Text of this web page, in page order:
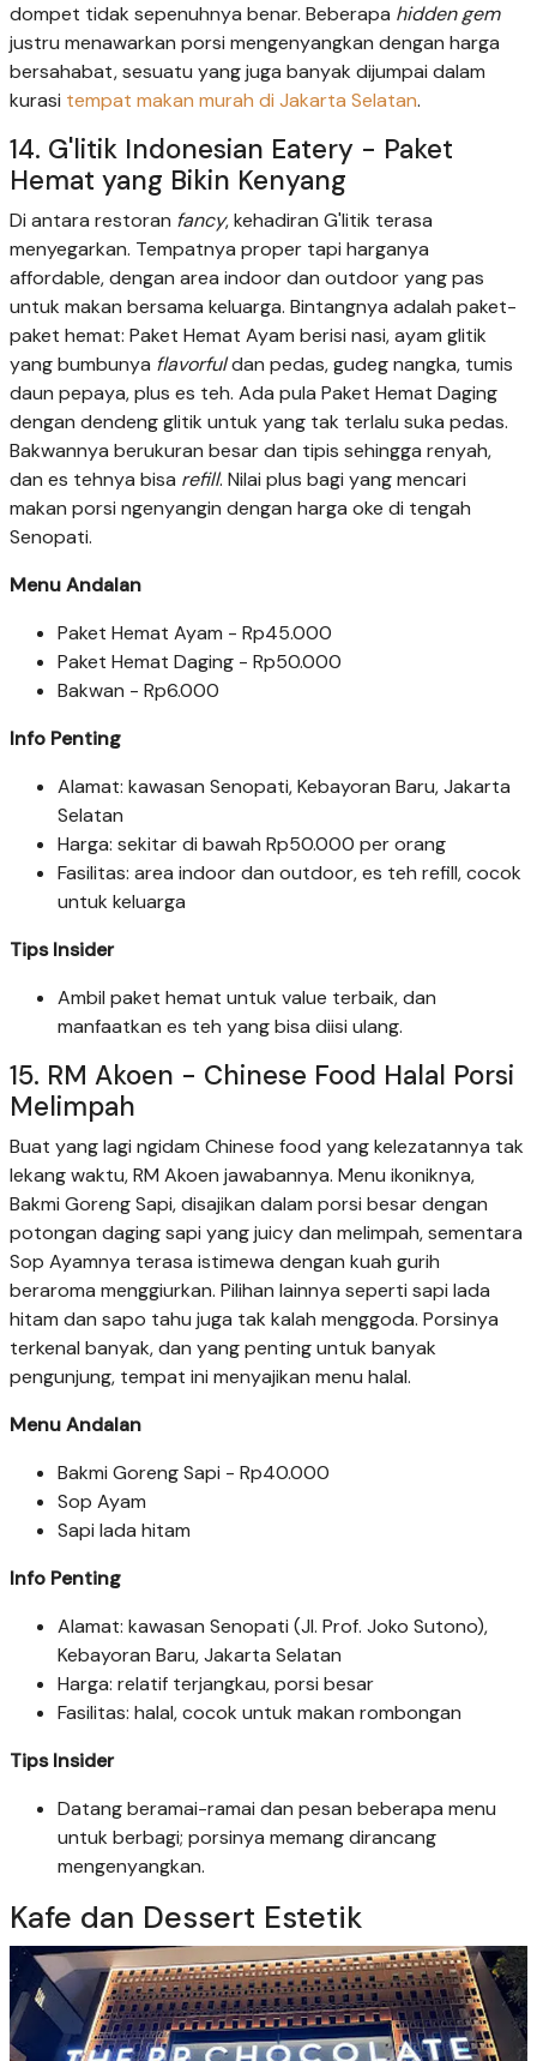
dompet tidak sepenuhnya benar. Beberapa hidden gem
justru menawarkan porsi mengenyangkan dengan harga
bersahabat, sesuatu yang juga banyak dijumpai dalam
kurasi tempat makan murah di Jakarta Selatan.
14. G'litik Indonesian Eatery - Paket
Hemat yang Bikin Kenyang
Di antara restoran fancy, kehadiran G'litik terasa
menyegarkan. Tempatnya proper tapi harganya
affordable, dengan area indoor dan outdoor yang pas
untuk makan bersama keluarga. Bintangnya adalah paket-
paket hemat: Paket Hemat Ayam berisi nasi, ayam glitik
yang bumbunya flavorfuldan pedas, gudeg nangka, tumis
daun pepaya, plus es teh. Ada pula Paket Hemat Daging
dengan dendeng glitik untuk yang tak terlalu suka pedas.
Bakwannya berukuran besar dan tipis sehingga renyah,
dan es tehnya bisa refill. Nilai plus bagi yang mencari
makan porsi ngenyangin dengan harga oke di tengah
Senopati.
Menu Andalan
Paket Hemat Ayam - Rp45.000
Paket Hemat Daging - Rp50.000
Bakwan - Rp6.000
Info Penting
Alamat: kawasan Senopati, Kebayoran Baru, Jakarta
Selatan
Harga: sekitar di bawah Rp50.000 per orang
Fasilitas: area indoor dan outdoor, es teh refill, cocok
untuk keluarga
Tips Insider
Ambil paket hemat untuk value terbaik, dan
manfaatkan es teh yang bisa diisi ulang.
15. RM Akoen - Chinese Food Halal Porsi
Melimpah
Buat yang lagi ngidam Chinese food yang kelezatannya tak
lekang waktu, RM Akoen jawabannya. Menu ikoniknya,
Bakmi Goreng Sapi, disajikan dalam porsi besar dengan
potongan daging sapi yang juicy dan melimpah, sementara
Sop Ayamnya terasa istimewa dengan kuah gurih
beraroma menggiurkan. Pilihan lainnya seperti sapi lada
hitam dan sapo tahu juga tak kalah menggoda. Porsinya
terkenal banyak, dan yang penting untuk banyak
pengunjung, tempat ini menyajikan menu halal.
Menu Andalan
Bakmi Goreng Sapi - Rp40.000
Sop Ayam
Sapi lada hitam
Info Penting
Alamat: kawasan Senopati (Jl. Prof. Joko Sutono),
Kebayoran Baru, Jakarta Selatan
Harga: relatif terjangkau, porsi besar
Fasilitas: halal, cocok untuk makan rombongan
Tips Insider
Datang beramai-ramai dan pesan beberapa menu
untuk berbagi; porsinya memang dirancang
mengenyangkan.
Kafe dan Dessert Estetik